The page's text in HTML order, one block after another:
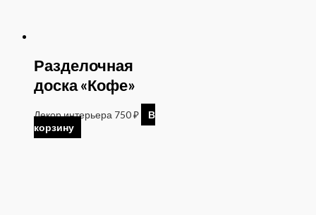
Разделочная
доска «Кофе»
Декор интерьера 750₽
В
корзину